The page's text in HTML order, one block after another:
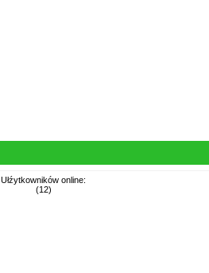
Ułźytkowników online:
(12)